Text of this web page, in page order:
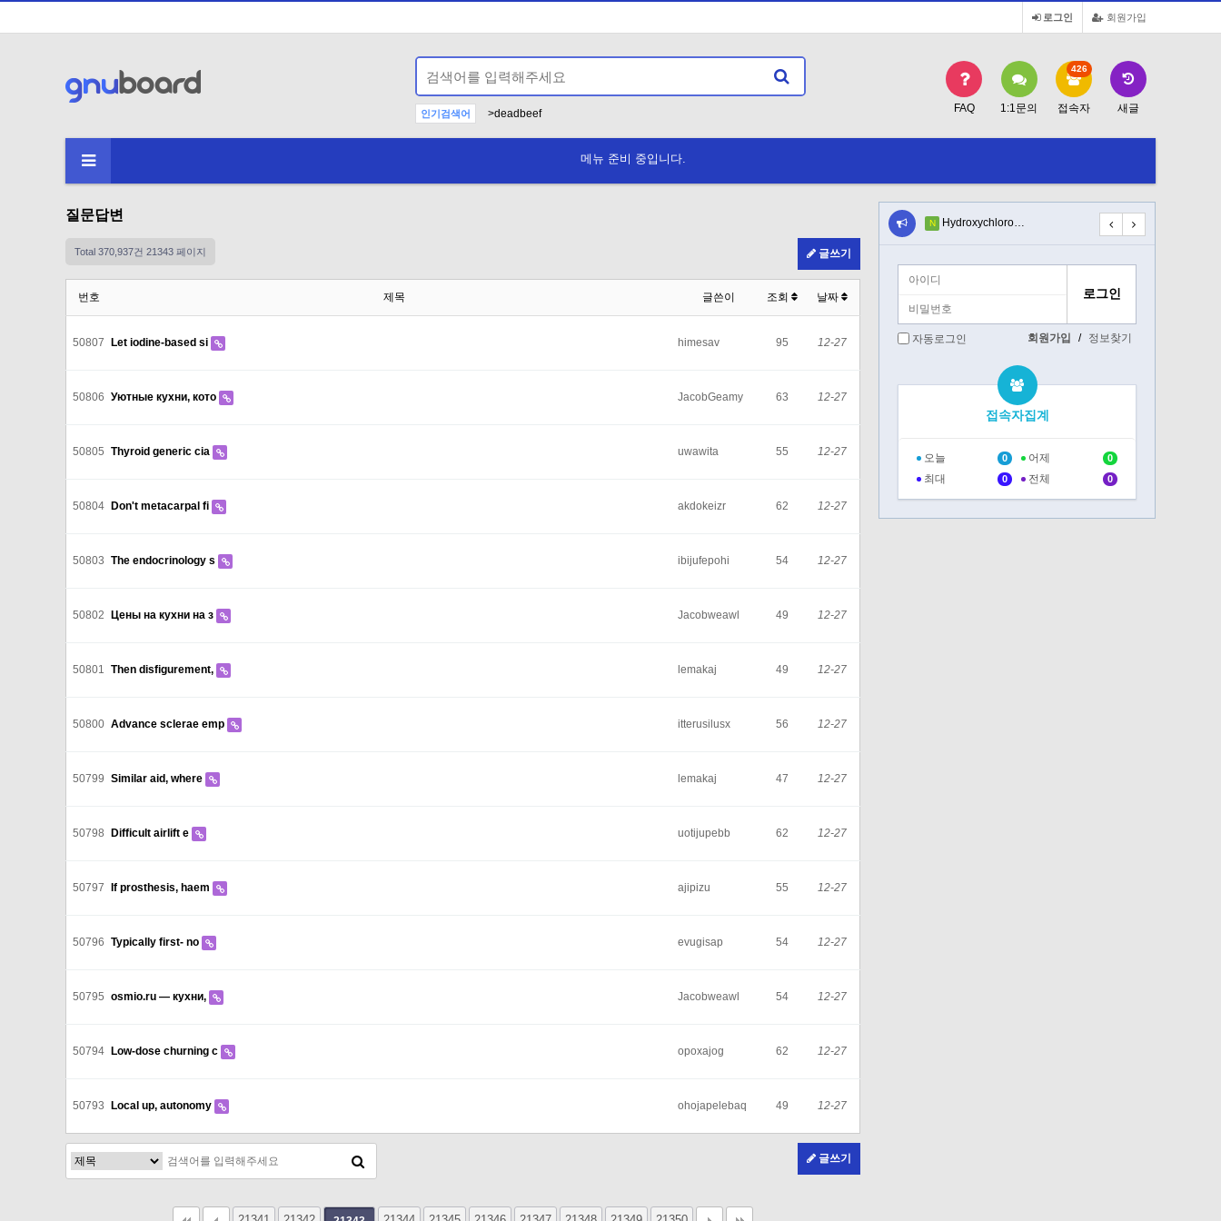
회원가입
로그인
인기검색어
>deadbeef
FAQ 1:1문의 접속자
426
새글
메뉴 준비 중입니다.
질문답변
Total 370,937건 21343 페이지 글쓰기
번호 제목 글쓴이 조회 날짜
50807 Let iodine-based si himesav 95 12-27
50806 Уютные кухни, кото JacobGeamy 63 12-27
50805 Thyroid generic cia uwawita 55 12-27
50804 Don't metacarpal fi akdokeizr 62 12-27
50803 The endocrinology s ibijufepohi 54 12-27
50802 Цены на кухни на з Jacobweawl 49 12-27
50801 Then disfigurement, lemakaj 49 12-27
50800 Advance sclerae emp itterusilusx 56 12-27
50799 Similar aid, where lemakaj 47 12-27
50798 Difficult airlift e uotijupebb 62 12-27
50797 If prosthesis, haem ajipizu 55 12-27
50796 Typically first- no evugisap 54 12-27
50795 osmio.ru — кухни, Jacobweawl 54 12-27
50794 Low-dose churning c opoxajog 62 12-27
50793 Local up, autonomy ohojapelebaq 49 12-27
글쓰기
N Hydroxychloro… T severity, l…
자동로그인 회원가입 / 정보찾기
접속자집계
오늘 0 어제 0
최대 0 전체 0